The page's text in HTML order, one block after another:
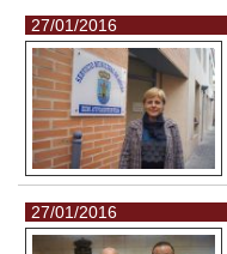
27/01/2016
27/01/2016